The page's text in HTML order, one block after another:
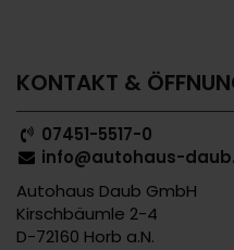
KONTAKT &
07451-5517-0
info@autohaus-
Autohaus Daub GmbH
Kirschbäumle 2-4
D-72160 Horb a.N.